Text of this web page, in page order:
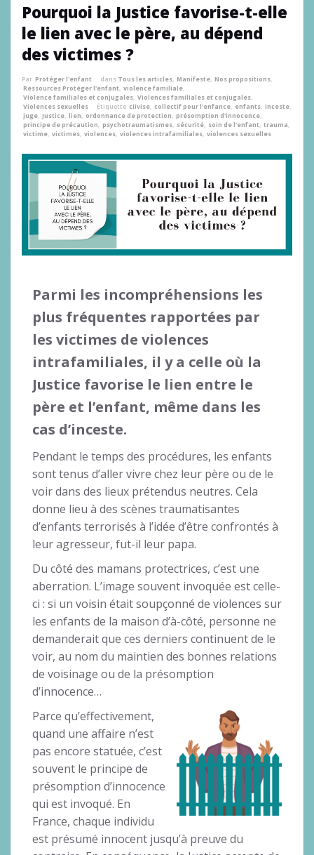
Pourquoi la Justice favorise-t-elle
le lien avec le père, au dépend
des victimes ?
Par Protéger l'enfant dans Tous les articles, Manifeste, Nos propositions,
Ressources Protéger l'enfant, violence familiale,
Violence familiales et conjugales, Violences familiales et conjugales,
Violences sexuelles
Étiquette ciivise, collectif pour l'enfance, enfants, inceste,
juge, Justice, lien, ordonnance de protection, présomption d'innocence,
principe de précaution, psychotraumatismes, sécurité, soin de l'enfant, trauma,
victime, victimes, violences, violences intrafamiliales, violences sexuelles
Parmi les incompréhensions les
plus fréquentes rapportées par
les victimes de violences
intrafamiliales, il y a celle où la
Justice favorise le lien entre le
père et l’enfant, même dans les
cas d’inceste.
Pendant le temps des procédures, les enfants
sont tenus d’aller vivre chez leur père ou de le
voir dans des lieux prétendus neutres. Cela
donne lieu à des scènes traumatisantes
d’enfants terrorisés à l’idée d’être confrontés à
leur agresseur, fut-il leur papa.
Du côté des mamans protectrices, c’est une
aberration. L’image souvent invoquée est celle-
ci : si un voisin était soupçonné de violences sur
les enfants de la maison d’à-côté, personne ne
demanderait que ces derniers continuent de le
voir, au nom du maintien des bonnes relations
de voisinage ou de la présomption
d’innocence…
Parce qu’effectivement,
quand une affaire n’est
pas encore statuée, c’est
souvent le principe de
présomption d’innocence
qui est invoqué. En
France, chaque individu
est présumé innocent jusqu’à preuve du